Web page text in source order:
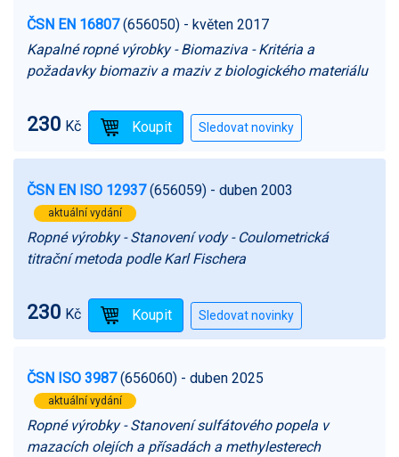
ČSN EN 16807(656050) - květen 2017
Kapalné ropné výrobky - Biomaziva - Kritéria a
požadavky biomaziv a maziv z biologického materiálu
230 Kč
ČSN EN ISO 12937(656059) - duben 2003
aktuální vydání
Ropné výrobky - Stanovení vody - Coulometrická
titrační metoda podle Karl Fischera
230 Kč
ČSN ISO 3987(656060) - duben 2025
aktuální vydání
Ropné výrobky - Stanovení sulfátového popela v
mazacích olejích a přísadách a methylesterech